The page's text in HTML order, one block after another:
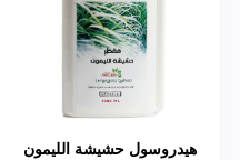
هيدروسول حشيشة الليمون